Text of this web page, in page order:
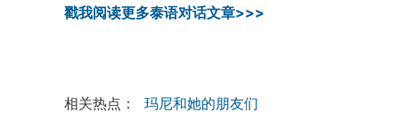
戳我阅读更多泰语对话文章>>>
相关热点： 玛尼和她的朋友们